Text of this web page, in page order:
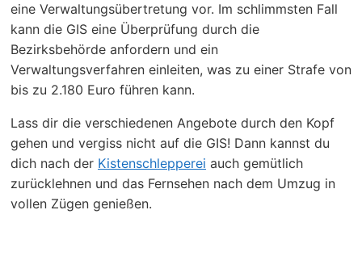
eine Verwaltungsübertretung vor. Im schlimmsten Fall
kann die GIS eine Überprüfung durch die
Bezirksbehörde anfordern und ein
Verwaltungsverfahren einleiten, was zu einer Strafe von
bis zu 2.180 Euro führen kann.
Lass dir die verschiedenen Angebote durch den Kopf
gehen und vergiss nicht auf die GIS! Dann kannst du
dich nach der Kistenschlepperei auch gemütlich
zurücklehnen und das Fernsehen nach dem Umzug in
vollen Zügen genießen.